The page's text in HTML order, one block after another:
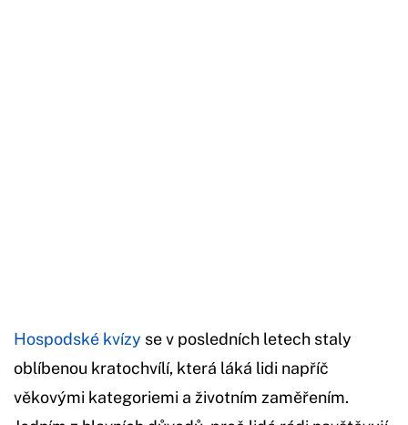
Hospodské kvízy se v posledních letech staly
oblíbenou kratochvílí, která láká lidi napříč
věkovými kategoriemi a životním zaměřením.